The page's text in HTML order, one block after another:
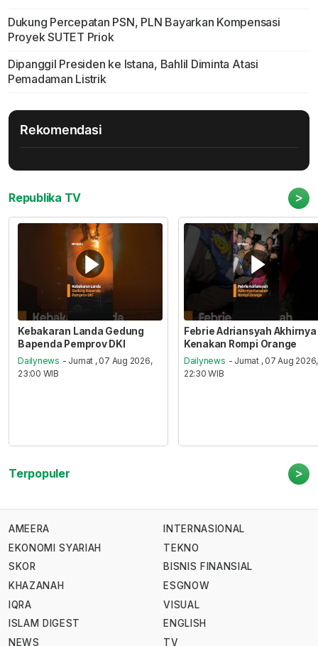
Dukung Percepatan PSN, PLN Bayarkan Kompensasi
Proyek SUTET Priok
Dipanggil Presiden ke Istana, Bahlil Diminta Atasi
Pemadaman Listrik
Rekomendasi
Republika TV >
Kebakaran Landa Gedung
Bapenda Pemprov DKI
Dailynews - Jumat , 07 Aug 2026,
23:00 WIB
Febrie Adriansyah Akhirnya
Kenakan Rompi Orange
Dailynews - Jumat , 07 Aug 2026,
22:30 WIB
Terpopuler >
AMEERA
EKONOMI SYARIAH
SKOR
KHAZANAH
IQRA
ISLAM DIGEST
NEWS
INTERNASIONAL
TEKNO
BISNIS FINANSIAL
ESGNOW
VISUAL
ENGLISH
TV